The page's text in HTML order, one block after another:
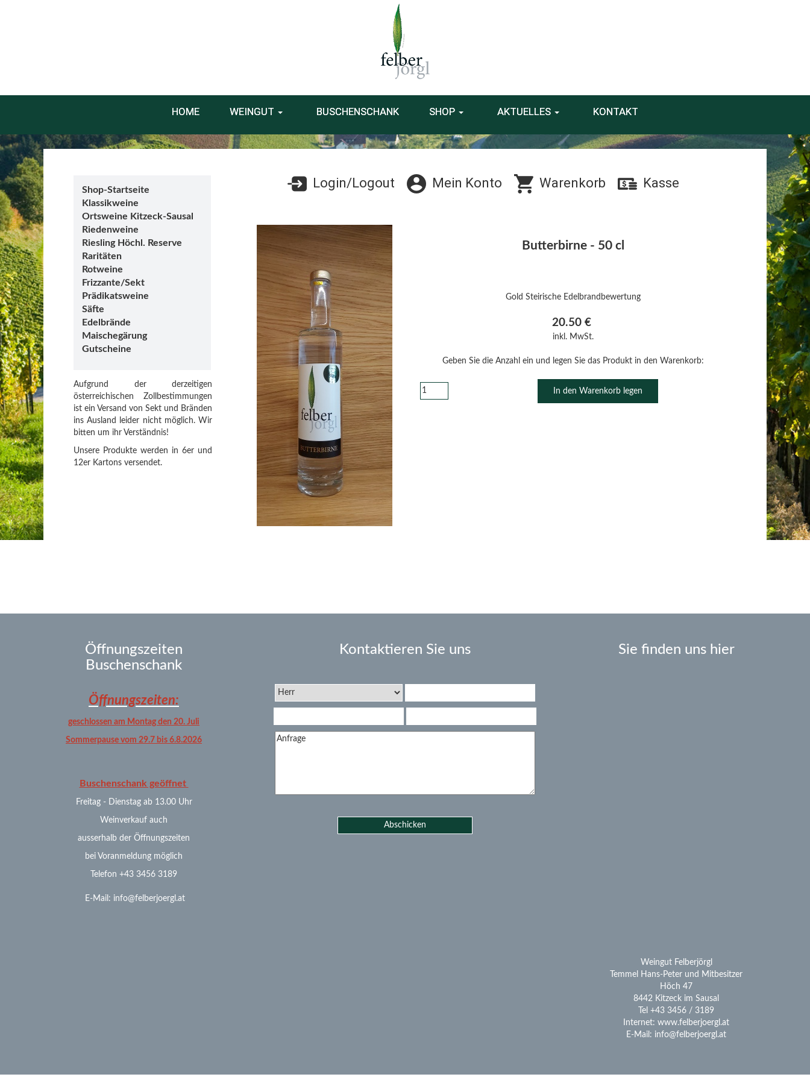
HOME WEINGUT BUSCHENSCHANK SHOP AKTUELLES KONTAKT
Shop-Startseite
Klassikweine
Ortsweine Kitzeck-Sausal
Riedenweine
Riesling Höchl. Reserve
Raritäten
Rotweine
Frizzante/Sekt
Prädikatsweine
Säfte
Edelbrände
Maischegärung
Gutscheine
Aufgrund der derzeitigen
österreichischen Zollbestimmungen
ist ein Versand von Sekt und Bränden
ins Ausland leider nicht möglich. Wir
bitten um ihr Verständnis!
Unsere Produkte werden in 6er und
12er Kartons versendet.
Login/Logout Mein Konto Warenkorb Kasse
Butterbirne - 50 cl
Gold Steirische Edelbrandbewertung
20.50 €
inkl. MwSt.
Geben Sie die Anzahl ein und legen Sie das Produkt in den Warenkorb:
In den Warenkorb legen
Öffnungszeiten
Buschenschank
Öffnungszeiten:
geschlossen am Montag den 20. Juli
Sommerpause vom 29.7 bis 6.8.2026
Buschenschank geöffnet
Freitag - Dienstag ab 13.00 Uhr
Weinverkauf auch
ausserhalb der Öffnungszeiten
bei Voranmeldung möglich
Telefon +43 3456 3189
E-Mail: info@felberjoergl.at
Kontaktieren Sie uns Sie finden uns hier
Weingut Felberjörgl
Temmel Hans-Peter und Mitbesitzer
Höch 47
8442 Kitzeck im Sausal
Tel +43 3456 / 3189
Internet: www.felberjoergl.at
E-Mail: info@felberjoergl.at